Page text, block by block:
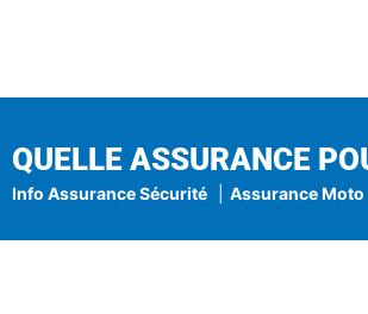
QUELLE ASSURANCE
Info Assurance Sécurité Assurance Moto